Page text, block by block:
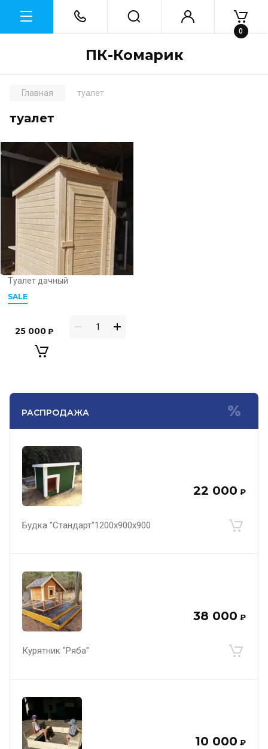
ПК-Комарик
0
РАСПРОДАЖА
22 000 ₽
Будка "Стандарт"1200х900х900
38 000 ₽
Курятник "Ряба"
10 000 ₽
Главная туалет
туалет
Туалет дачный
SALE
25 000 ₽